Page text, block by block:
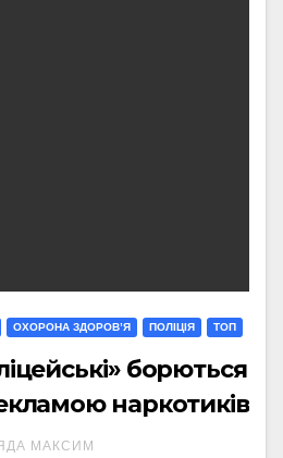
ОХОРОНА ЗДОРОВ’Я ПОЛІЦІЯ ТОП
борються
наркотиків
МАКСИМ